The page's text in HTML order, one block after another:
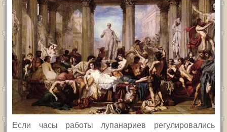
Если часы работы лупанариев регулировались